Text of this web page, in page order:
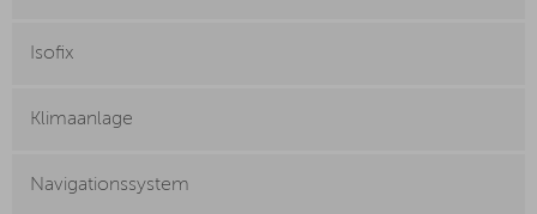
Isofix
Klimaanlage
Navigationssystem